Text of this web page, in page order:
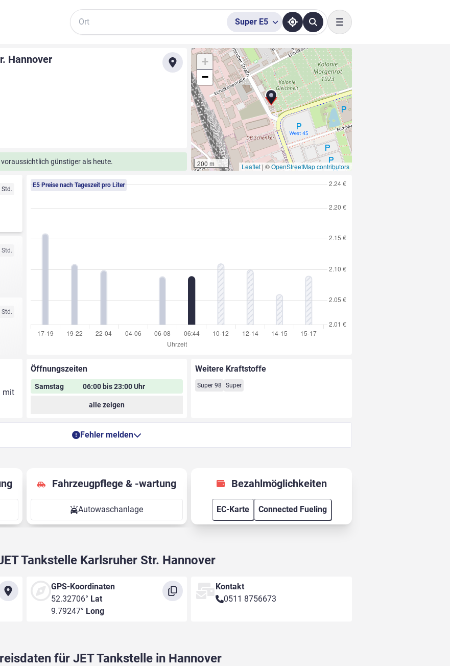
Suche
Super E5
Toggle navigation
Hannover
günstiger als heute.
+
−
200 m Leaflet | ©OpenStreetMap contributors
E5 Preise nach Tageszeit pro Liter
mit
Öffnungszeiten
Samstag 06:00 bis 23:00 Uhr
alle zeigen
Weitere Kraftstoffe
Super 98 Super
Fehler melden
Fahrzeugpflege & -wartung
Autowaschanlage
Bezahlmöglichkeiten
EC-Karte Connected Fueling
Tankstelle Karlsruher Str. Hannover
GPS-Koordinaten
52.32706° Lat
9.79247° Long
Kontakt
0511 8756673
für JET Tankstelle in Hannover